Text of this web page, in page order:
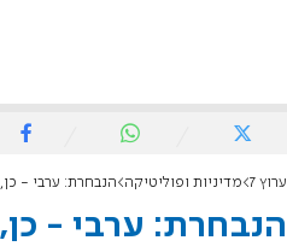
ערוץ 7 מדיניות ופוליטיקה הנבחרת: ערבי -
הנבחרת: ערבי -